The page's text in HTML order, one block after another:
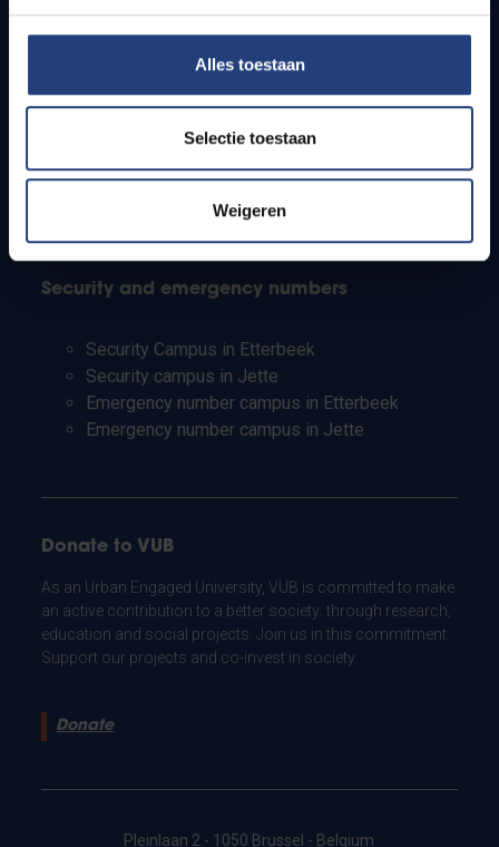
Alles toestaan
Selectie toestaan
Weigeren
Students
PhD students
Teachers and secondary schools
Working students
Security and emergency numbers
Security Campus in Etterbeek
Security campus in Jette
Emergency number campus in Etterbeek
Emergency number campus in Jette
Donate to VUB
As an Urban Engaged University, VUB is committed to make
an active contribution to a better society: through research,
education and social projects. Join us in this commitment.
Support our projects and co-invest in society.
Donate
Pleinlaan 2 - 1050 Brussel - Belgium